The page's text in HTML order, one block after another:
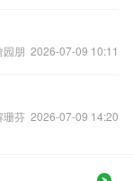
园朋 2026-07-09 10:11
珊芬 2026-07-09 14:20